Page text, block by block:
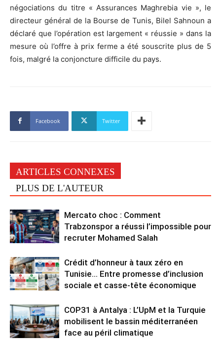
négociations du titre « Assurances Maghrebia vie », le
directeur général de la Bourse de Tunis, Bilel Sahnoun a
déclaré que l’opération est largement « réussie » dans la
mesure où l’offre à prix ferme a été souscrite plus de 5
fois, malgré la conjoncture difficile du pays.
Facebook Twitter
ARTICLES CONNEXES
PLUS DE L'AUTEUR
Mercato choc : Comment
Trabzonspor a réussi l’impossible pour
recruter Mohamed Salah
Crédit d’honneur à taux zéro en
Tunisie… Entre promesse d’inclusion
sociale et casse-tête économique
COP31 à Antalya : L’UpM et la Turquie
mobilisent le bassin méditerranéen
face au péril climatique